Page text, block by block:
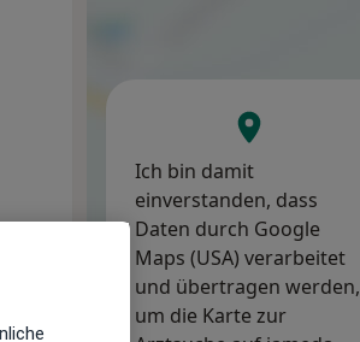
Ich bin damit
einverstanden, dass
Daten durch Google
Maps (USA) verarbeitet
und übertragen werden,
um die Karte zur